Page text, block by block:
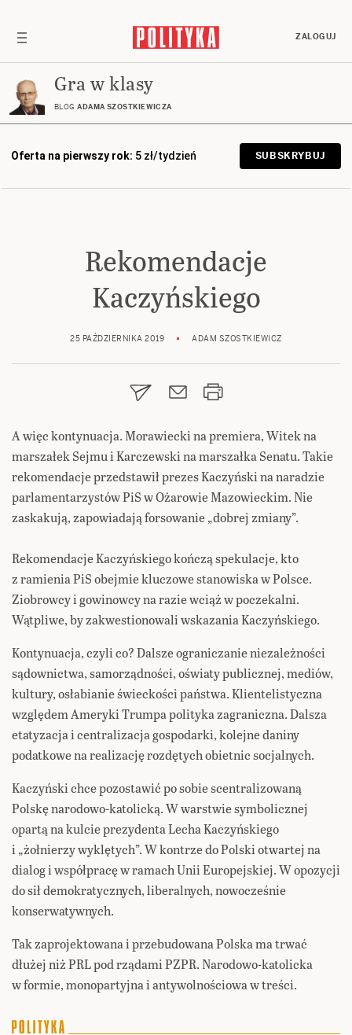
ZALOGUJ
Gra w klasy
BLOG ADAMA SZOSTKIEWICZA
Oferta na pierwszy rok: 5 zł/tydzień SUBSKRYBUJ
Rekomendacje
Kaczyńskiego
25 PAŹDZIERNIKA 2019 ADAM SZOSTKIEWICZ
A więc kontynuacja. Morawiecki na premiera, Witek na
marszałek Sejmu i Karczewski na marszałka Senatu. Takie
rekomendacje przedstawił prezes Kaczyński na naradzie
parlamentarzystów PiS w Ożarowie Mazowieckim. Nie
zaskakują, zapowiadają forsowanie „dobrej zmiany”.
Rekomendacje Kaczyńskiego kończą spekulacje, kto
z ramienia PiS obejmie kluczowe stanowiska w Polsce.
Ziobrowcy i gowinowcy na razie wciąż w poczekalni.
Wątpliwe, by zakwestionowali wskazania Kaczyńskiego.
Kontynuacja, czyli co? Dalsze ograniczanie niezależności
sądownictwa, samorządności, oświaty publicznej, mediów,
kultury, osłabianie świeckości państwa. Klientelistyczna
względem Ameryki Trumpa polityka zagraniczna. Dalsza
etatyzacja i centralizacja gospodarki, kolejne daniny
podatkowe na realizację rozdętych obietnic socjalnych.
Kaczyński chce pozostawić po sobie scentralizowaną
Polskę narodowo-katolicką. W warstwie symbolicznej
opartą na kulcie prezydenta Lecha Kaczyńskiego
i „żołnierzy wyklętych”. W kontrze do Polski otwartej na
dialog i współpracę w ramach Unii Europejskiej. W opozycji
do sił demokratycznych, liberalnych, nowocześnie
konserwatywnych.
Tak zaprojektowana i przebudowana Polska ma trwać
dłużej niż PRL pod rządami PZPR. Narodowo-katolicka
w formie, monopartyjna i antywolnościowa w treści.